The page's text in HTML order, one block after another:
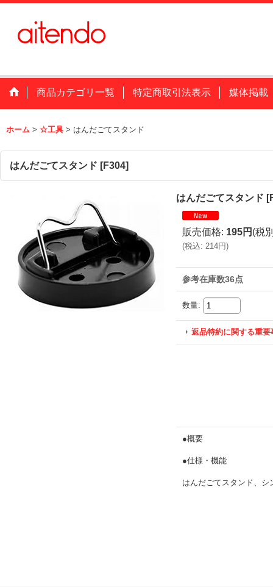
商品カテゴリ一覧 特定商取引法表示 媒体掲載
ホーム > ☆工具 > はんだごてスタンド
はんだごてスタンド [F304]
はんだごてスタンド [
販売価格: 195円 (税
(税込: 214円)
参考在庫数36点
数量:
返品特約に関する重要
●概要
●仕様・機能
はんだごてスタンド、